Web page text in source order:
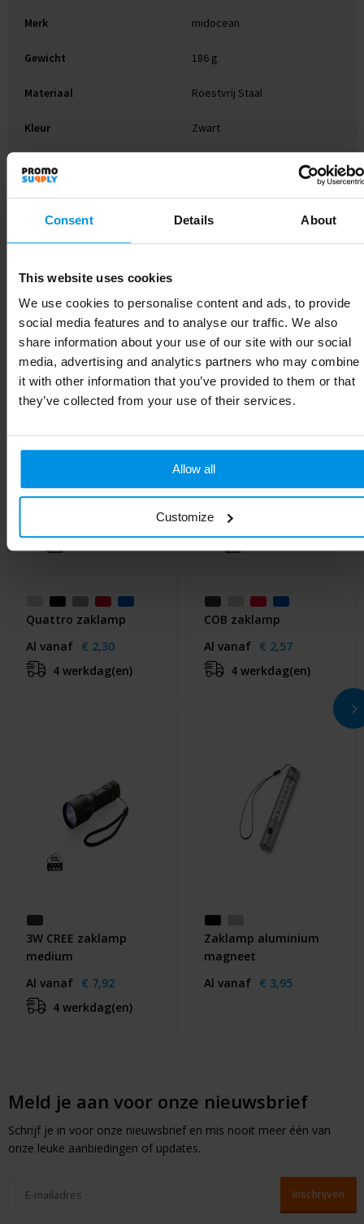
Consent Details About
This website uses cookies
We use cookies to personalise content and ads, to provide
social media features and to analyse our traffic. We also
share information about your use of our site with our social
media, advertising and analytics partners who may combine
it with other information that you’ve provided to them or that
they’ve collected from your use of their services.
Allow all
Customize
Merk midocean
Gewicht 186 g
Materiaal Roestvrij Staal
Kleur Zwart
Hoogte 16 cm
Gerelateerde producten
Quattro zaklamp
Al vanaf € 2,30
4 werkdag(en)
COB zaklamp
Al vanaf € 2,57
4 werkdag(en)
3W CREE zaklamp
medium
Al vanaf € 7,92
4 werkdag(en)
Zaklamp aluminium
magneet
Al vanaf € 3,95
Meld je aan voor onze nieuwsbrief
Schrijf je in voor onze nieuwsbrief en mis nooit meer één van
onze leuke aanbiedingen of updates.